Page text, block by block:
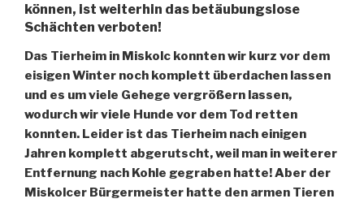
können, ist weiterhin das betäubungslose
Schächten verboten!
Das Tierheim in Miskolc konnten wir kurz vor dem
eisigen Winter noch komplett überdachen lassen
und es um viele Gehege vergrößern lassen,
wodurch wir viele Hunde vor dem Tod retten
konnten. Leider ist das Tierheim nach einigen
Jahren komplett abgerutscht, weil man in weiterer
Entfernung nach Kohle gegraben hatte! Aber der
Miskolcer Bürgermeister hatte den armen Tieren